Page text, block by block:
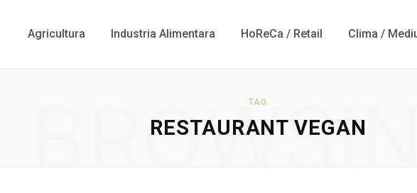
Agricultura Industria Alimentara HoReCa / Retail Clima /
TAG
RESTAURANT VEGAN